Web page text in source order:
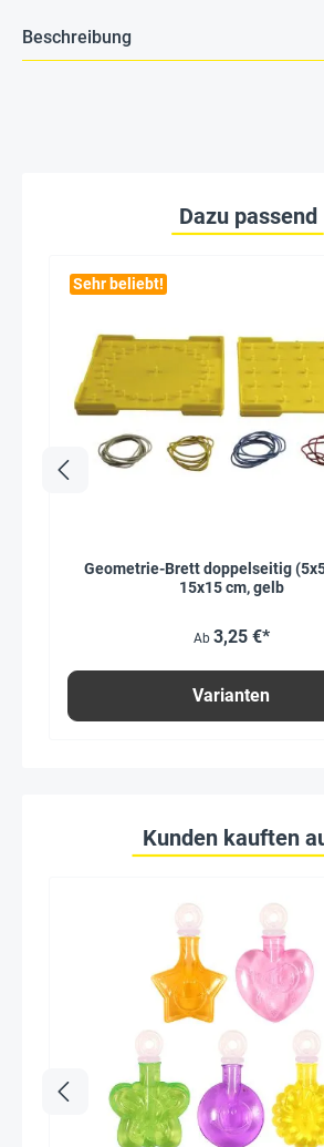
Beschreibung
Dazu passend
Sehr beliebt!
Geometrie-Brett doppelseitig
15x15 cm, gelb
Ab 3,25 €*
Varianten
Kunden kauften